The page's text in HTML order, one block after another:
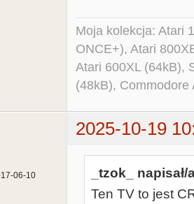
Moja kolekcja: Atari
ONCE+), Atari
Atari 600XL (64kB),
(48kB),
2025-10-19
06-10
_tzok_ napisał/
Ten TV to jest